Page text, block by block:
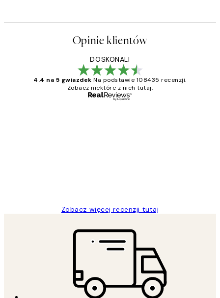
Opinie klientów
DOSKONALI
4.4 na 5 gwiazdek Na podstawie 108435 recenzji.
Zobacz niektóre z nich tutaj.
Zobacz więcej recenzji tutaj